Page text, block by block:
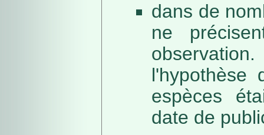
dans de
ne
l'hypothèse
espèces
date de